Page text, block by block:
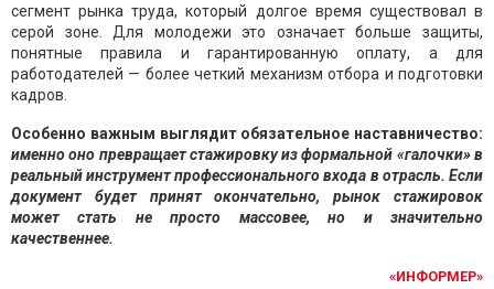
сегмент рынка труда, который долгое время существовал в
серой зоне. Для молодежи это означает больше защиты,
понятные правила и гарантированную оплату, а для
работодателей — более четкий механизм отбора и подготовки
кадров.
Особенно важным выглядит обязательное наставничество:
именно оно превращает стажировку из формальной «галочки» в
реальный инструмент профессионального входа в отрасль. Если
документ будет принят окончательно, рынок стажировок
может стать не просто массовее, но и значительно
качественнее.
«ИНФОРМЕР»